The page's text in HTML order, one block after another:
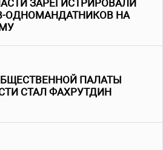
ЗАРЕГИСТРИРОВАЛИ
ОДНОМАНДАТНИКОВ НА
ПАЛАТЫ
СТАЛ ФАХРУТДИН